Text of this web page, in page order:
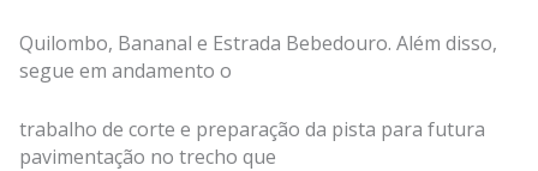
Quilombo, Bananal e Estrada Bebedouro. Além disso,
segue em andamento o
trabalho de corte e preparação da pista para futura
pavimentação no trecho que